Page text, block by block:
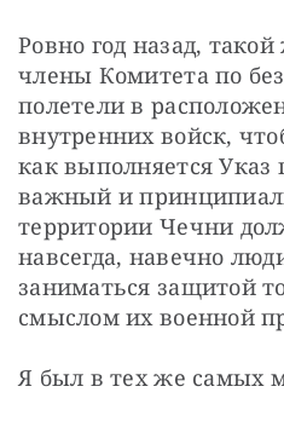
Ровно год назад,
члены Комитета по
полетели в
внутренних войск,
как выполняется Указ
важный и
территории Чечни
навсегда, навечно
заниматься защитой
смыслом их военной
Я был в тех же самых